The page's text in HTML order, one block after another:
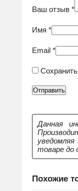
Ваш отзыв*
Имя*
Email*
Данная
товаре до
Похожие